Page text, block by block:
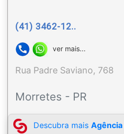
(41) 3462-12..
ver mais...
Rua Padre Saviano, 768
Morretes - PR
Descubra mais